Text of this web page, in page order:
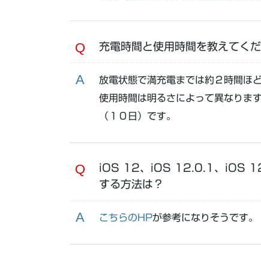
充電時間と使用時間を教えてくだ
放電状態で満充電までは約２時間ほど
使用時間は明るさによって異なりま
（１０日）です。
iOS 12、iOS 12.0.1、iOS
する方法は？
こちらのHPが参考になりそうです。